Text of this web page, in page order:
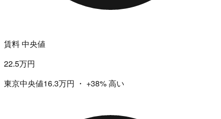
賃料 中央値
22.5万円
東京中央値16.3万円 ・ +38%高い